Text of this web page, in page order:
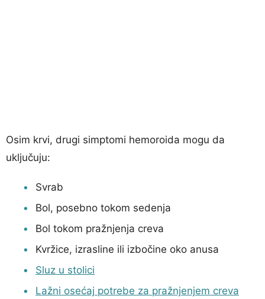
Osim krvi, drugi simptomi hemoroida mogu da
uključuju:
Svrab
Bol, posebno tokom sedenja
Bol tokom pražnjenja creva
Kvržice, izrasline ili izbočine oko anusa
Sluz u stolici
Lažni osećaj potrebe za pražnjenjem creva